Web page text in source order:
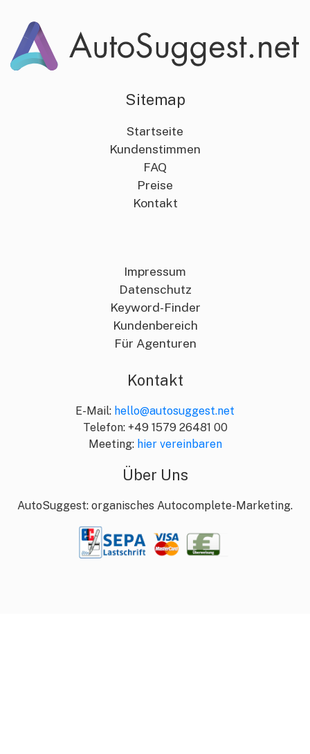
Sitemap
Startseite
Kundenstimmen
FAQ
Preise
Kontakt
Impressum
Datenschutz
Keyword-Finder
Kundenbereich
Für Agenturen
Kontakt
E-Mail: hello@autosuggest.net
Telefon: +49 1579 26481 00
Meeting: hier vereinbaren
Über Uns
AutoSuggest: organisches Autocomplete-Marketing.